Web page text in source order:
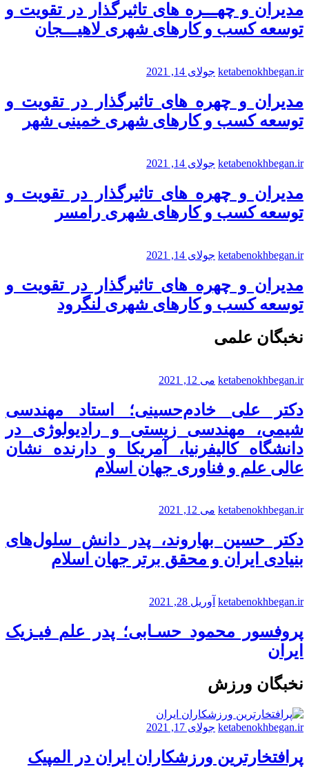
مدیران و چهـــره های تاثیرگذار در تقویت و
توسعه کسب و کارهای شهری لاهیـــجان
ketabenokhbegan.ir جولای 14, 2021
مدیران و چهره های تاثیرگذار در تقویت و
توسعه کسب و کارهای شهری خمینی شهر
ketabenokhbegan.ir جولای 14, 2021
مدیران و چهره های تاثیرگذار در تقویت و
توسعه کسب و کارهای شهری رامسر
ketabenokhbegan.ir جولای 14, 2021
مدیران و چهره های تاثیرگذار در تقویت و
توسعه کسب و کارهای شهری لنگرود
نخبگان علمی
ketabenokhbegan.ir می 12, 2021
دکتر علی خادم‌حسینی؛ استاد مهندسی
شیمی، مهندسی زیستی و رادیولوژی در
دانشگاه کالیفرنیا، آمریکا و دارنده نشان
عالی علم و فناوری جهان اسلام
ketabenokhbegan.ir می 12, 2021
دکتر حسین بهاروند، پدر دانش سلول‌های
بنیادی ایران و محقق برتر جهان اسلام
ketabenokhbegan.ir آوریل 28, 2021
پروفسور محمود حسـابی؛ پدر علم فیـزیک
ایران
نخبگان ورزش
ketabenokhbegan.ir جولای 17, 2021
پرافتخارترین ورزشکاران ایران در المپیک